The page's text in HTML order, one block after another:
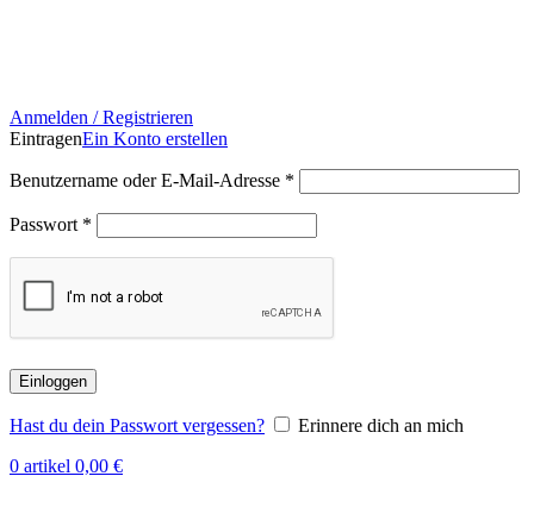
Anmelden / Registrieren
EintragenEin Konto erstellen
Benutzername oder E-Mail-Adresse *
Passwort *
Einloggen
Hast du dein Passwort vergessen?
Erinnere dich an mich
0 artikel 0,00 €